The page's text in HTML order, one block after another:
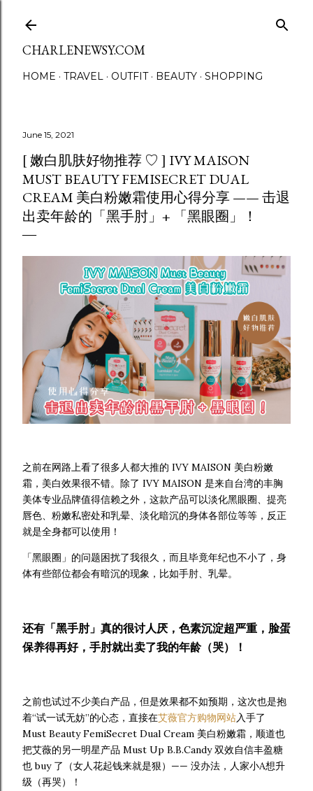
CHARLENEWSY.COM
HOME TRAVEL OUTFIT BEAUTY SHOPPING
June 15, 2021
[ 嫩白肌肤好物推荐 ♡ ] IVY MAISON
MUST BEAUTY FEMISECRET DUAL
CREAM 美白粉嫩霜使用心得分享 —— 击退
出卖年龄的「黑手肘」+ 「黑眼圈」！
之前在网路上看了很多人都大推的 IVY MAISON 美白粉嫩
霜，美白效果很不错。除了 IVY MAISON 是来自台湾的丰胸
美体专业品牌值得信赖之外，这款产品可以淡化黑眼圈、提亮
唇色、粉嫩私密处和乳晕、淡化暗沉的身体各部位等等，反正
就是全身都可以使用！
「黑眼圈」的问题困扰了我很久，而且毕竟年纪也不小了，身
体有些部位都会有暗沉的现象，比如手肘、乳晕。
还有「黑手肘」真的很讨人厌，色素沉淀超严重，脸蛋
保养得再好，手肘就出卖了我的年龄（哭）！
之前也试过不少美白产品，但是效果都不如预期，这次也是抱
着“试一试无妨”的心态，直接在艾薇官方购物网站入手了
Must Beauty FemiSecret Dual Cream 美白粉嫩霜，顺道也
把艾薇的另一明星产品 Must Up B.B.Candy 双效自信丰盈糖
也 buy 了（女人花起钱来就是狠）—— 没办法，人家小A想升
级（再哭）！